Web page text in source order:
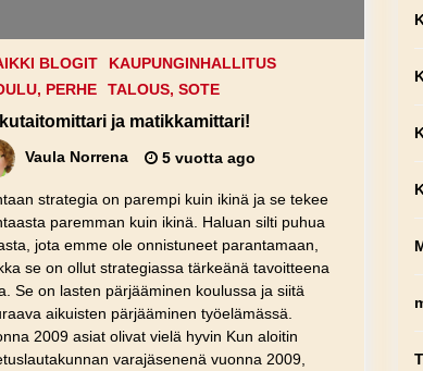
BLOGIT
KAUPUNGINHALLITUS
PERHE
TALOUS, SOTE
ja matikkamittari!
Vaula Norrena 5 vuotta ago
strategia on parempi kuin ikinä ja se tekee
paremman kuin ikinä. Haluan silti puhua
jota emme ole onnistuneet parantamaan,
se on ollut strategiassa tärkeänä tavoitteena
Se on lasten pärjääminen koulussa ja siitä
aikuisten pärjääminen työelämässä.
2009 asiat olivat vielä hyvin Kun aloitin
varajäsenenä vuonna 2009,